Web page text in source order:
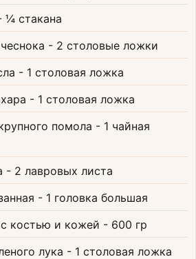
¼ стакана
- 2 столовые ложки
- 1 столовая ложка
- 1 столовая ложка
помола - 1 чайная
- 2 лавровых листа
- 1 головка большая
костью и кожей - 600 гр
лука - 1 столовая ложка